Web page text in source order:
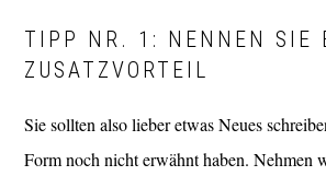
TIPP NR. 1: NENNEN SIE
ZUSATZVORTEIL
Sie sollten also lieber etwas Neues
Form noch nicht erwähnt haben. Nehmen